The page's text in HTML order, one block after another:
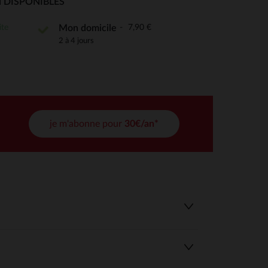
de confidentialité, en garantissant la conformité avec
DISPONIBLES
Mon domicile 7,90 €
2 à 4 jours
je m'abonne pour 30€/an*